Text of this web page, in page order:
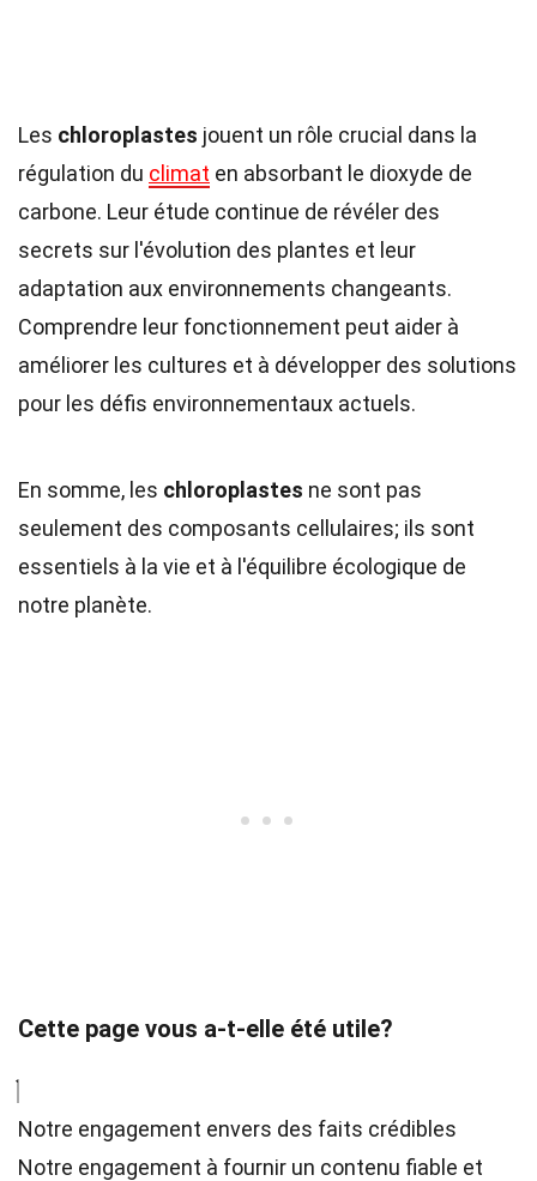
Les chloroplastes jouent un rôle crucial dans la
régulation du climat en absorbant le dioxyde de
carbone. Leur étude continue de révéler des
secrets sur l'évolution des plantes et leur
adaptation aux environnements changeants.
Comprendre leur fonctionnement peut aider à
améliorer les cultures et à développer des solutions
pour les défis environnementaux actuels.
En somme, les chloroplastes ne sont pas
seulement des composants cellulaires; ils sont
essentiels à la vie et à l'équilibre écologique de
notre planète.
Cette page vous a-t-elle été utile?
Notre engagement envers des faits crédibles
Notre engagement à fournir un contenu fiable et